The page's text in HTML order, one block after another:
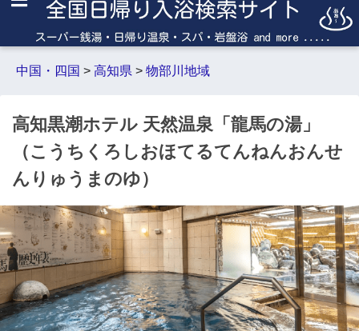
中国・四国 > 高知県 > 物部川地域
高知黒潮ホテル 天然温泉「龍馬の湯」
（こうちくろしおほてるてんねんおんせ
んりゅうまのゆ）